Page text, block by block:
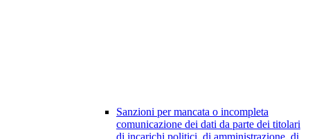
Sanzioni per mancata o incompleta
comunicazione dei dati da parte dei titolari